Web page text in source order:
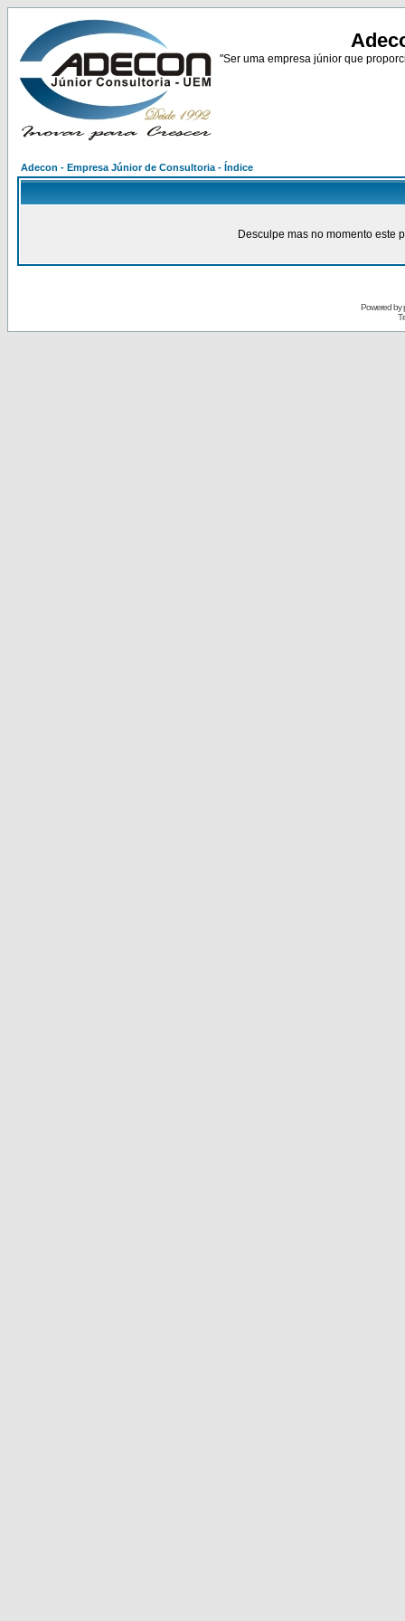
"Ser uma empresa júnior que
Adecon - Empresa Júnior de Consultoria - Índice
Desculpe mas no momento este
Powered by